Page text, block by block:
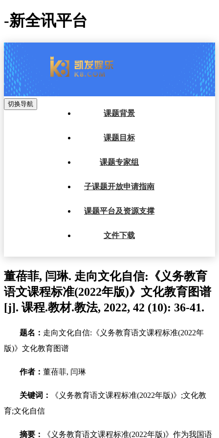
-新全讯平台
切换导航
课题背景
课题目标
课题专家组
子课题开放申请指南
课题平台及资源支撑
文件下载
董蓓菲, 闫琳. 走向文化自信:《义务教育
语文课程标准(2022年版)》文化教育图谱
[j]. 课程.教材.教法, 2022, 42 (10): 36-41.
题名： 走向文化自信:《义务教育语文课程标准(2022年
版)》文化教育图谱
作者： 董蓓菲, 闫琳
关键词：
《义务教育语文课程标准(2022年版)》;文化教
育;文化自信
摘要： 《义务教育语文课程标准(2022年版)》作为我国语